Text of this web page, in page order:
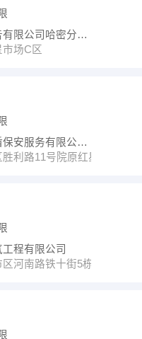
新疆三甲广告有限公司哈密分公司
场C区
新疆中乔神盾保安服务有限公司哈密分公司
胜利路11号院原红星小学院
程有限公司
河南路铁十街5栋门面